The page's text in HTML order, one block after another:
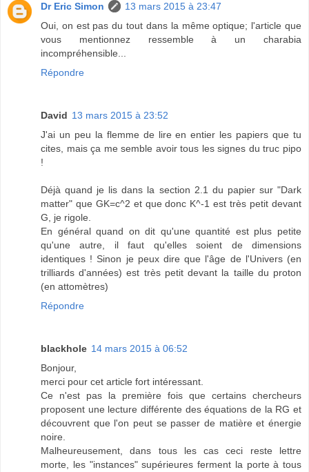
Dr Eric Simon
13 mars 2015 à 23:47
Oui, on est pas du tout dans la même optique; l'article que
vous mentionnez ressemble à un charabia
incompréhensible...
Répondre
David 13 mars 2015 à 23:52
J'ai un peu la flemme de lire en entier les papiers que tu
cites, mais ça me semble avoir tous les signes du truc pipo
!
Déjà quand je lis dans la section 2.1 du papier sur "Dark
matter" que GK=c^2 et que donc K^-1 est très petit devant
G, je rigole.
En général quand on dit qu'une quantité est plus petite
qu'une autre, il faut qu'elles soient de dimensions
identiques ! Sinon je peux dire que l'âge de l'Univers (en
trilliards d'années) est très petit devant la taille du proton
(en attomètres)
Répondre
blackhole 14 mars 2015 à 06:52
Bonjour,
merci pour cet article fort intéressant.
Ce n'est pas la première fois que certains chercheurs
proposent une lecture différente des équations de la RG et
découvrent que l'on peut se passer de matière et énergie
noire.
Malheureusement, dans tous les cas ceci reste lettre
morte, les "instances" supérieures ferment la porte à tous